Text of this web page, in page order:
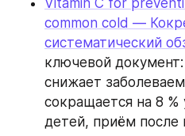
Vitamin C for
common cold —
систематический
ключевой
снижает
сокращается на 8 %
детей, приём после